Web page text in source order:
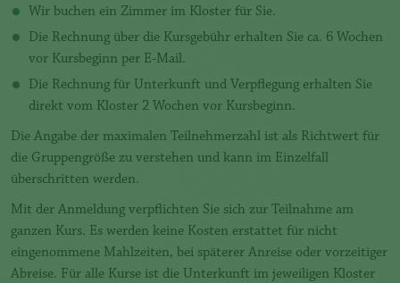
Wir buchen ein Zimmer im Kloster für Sie.
Die Rechnung über die Kursgebühr erhalten Sie ca. 6 Wochen
vor Kursbeginn per E-Mail.
Die Rechnung für Unterkunft und Verpflegung erhalten Sie
direkt vom Kloster 2 Wochen vor Kursbeginn.
Die Angabe der maximalen Teilnehmerzahl ist als Richtwert für
die Gruppengröße zu verstehen und kann im Einzelfall
überschritten werden.
Mit der Anmeldung verpflichten Sie sich zur Teilnahme am
ganzen Kurs. Es werden keine Kosten erstattet für nicht
eingenommene Mahlzeiten, bei späterer Anreise oder vorzeitiger
Abreise. Für alle Kurse ist die Unterkunft im jeweiligen Kloster